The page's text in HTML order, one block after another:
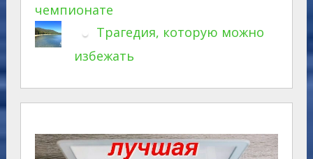
чемпионате
Трагедия, которую можно
избежать